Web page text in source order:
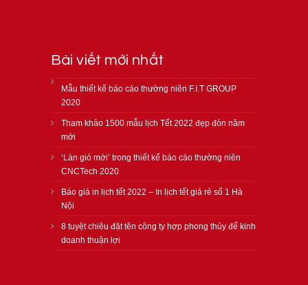
Bài viết mới nhất
Mẫu thiết kế báo cáo thường niên F.I.T GROUP
2020
Tham khảo 1500 mẫu lịch Tết 2022 đẹp đón năm
mới
‘Làn gió mới’ trong thiết kế báo cáo thường niên
CNCTech 2020
Báo giá in lịch tết 2022 – In lịch tết giá rẻ số 1 Hà
Nội
8 tuyệt chiêu đặt tên công ty hợp phong thủy để kinh
doanh thuận lợi